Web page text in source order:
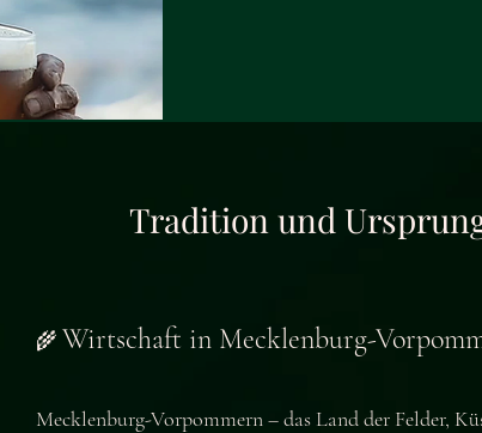
Tradition und
🌾 Wirtschaft in Mecklenburg-
Mecklenburg-Vorpommern – das Land der Felder,